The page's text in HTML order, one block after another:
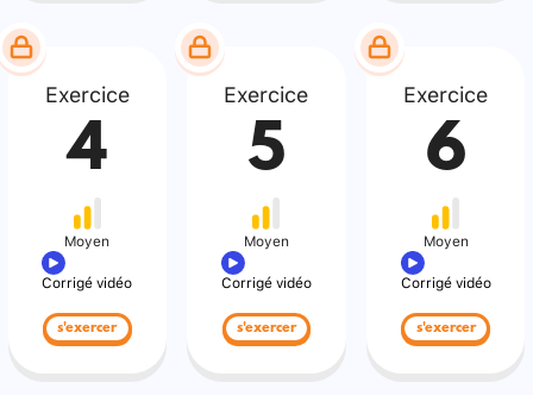
Exercice
4
Moyen
Corrigé vidéo
s'exercer
Exercice
5
Moyen
Corrigé vidéo
s'exercer
Exercice
6
Moyen
Corrigé vidéo
s'exercer